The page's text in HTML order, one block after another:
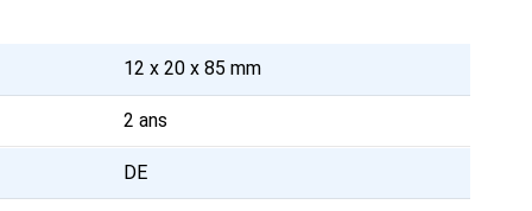
12 x 20 x 85 mm
2 ans
DE